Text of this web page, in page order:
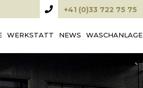
+41 (0)33 722 75 75
WERKSTATT NEWS WASCHANLAGE